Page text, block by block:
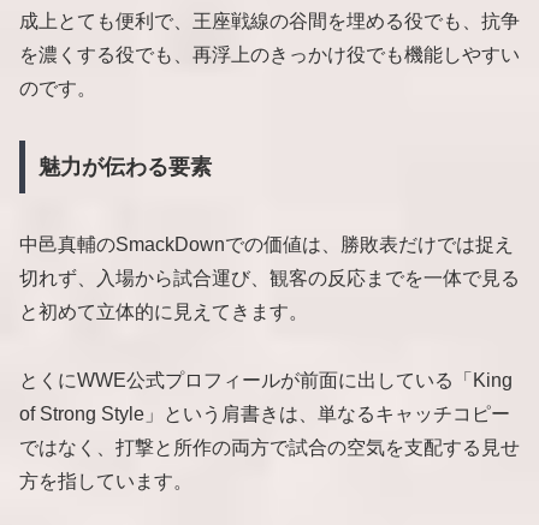
成上とても便利で、王座戦線の谷間を埋める役でも、抗争
を濃くする役でも、再浮上のきっかけ役でも機能しやすい
のです。
魅力が伝わる要素
中邑真輔のSmackDownでの価値は、勝敗表だけでは捉え
切れず、入場から試合運び、観客の反応までを一体で見る
と初めて立体的に見えてきます。
とくにWWE公式プロフィールが前面に出している「King
of Strong Style」という肩書きは、単なるキャッチコピー
ではなく、打撃と所作の両方で試合の空気を支配する見せ
方を指しています。